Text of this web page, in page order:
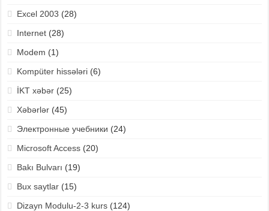
Excel 2003 (28)
Internet(28)
Modem (1)
Kompüter hissələri(6)
İKT xəbər(25)
Xəbərlər(45)
Электронные учебники (24)
Microsoft Access(20)
Bakı Bulvarı (19)
Bux saytlar(15)
Dizayn Modulu-2-3 kurs(124)